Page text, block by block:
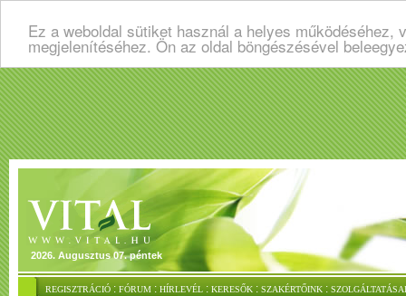
Ez a weboldal sütiket használ a helyes
megjelenítéséhez. Ön az oldal böngészésével
2026. Augusztus 07. péntek
REGISZTRÁCIÓ : FÓRUM : HÍRLEVÉL : KERESŐK : SZAKÉRTŐINK :